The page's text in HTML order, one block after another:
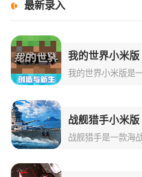
最新录入
我的世界小米版
战舰猎手小米版